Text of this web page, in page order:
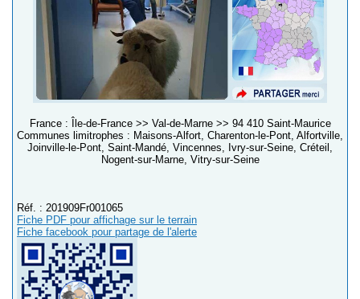
France : Île-de-France >> Val-de-Marne >> 94 410 Saint-Maurice
Communes limitrophes : Maisons-Alfort, Charenton-le-Pont, Alfortville,
Joinville-le-Pont, Saint-Mandé, Vincennes, Ivry-sur-Seine, Créteil,
Nogent-sur-Marne, Vitry-sur-Seine
Réf. : 201909Fr001065
Fiche PDF pour affichage sur le terrain
Fiche facebook pour partage de l'alerte